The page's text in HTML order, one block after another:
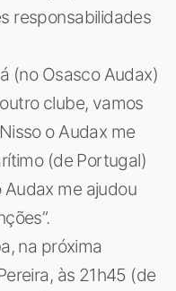
responsabilidades
(no Osasco Audax)
clube, vamos
o Audax me
(de Portugal)
me ajudou
na próxima
às 21h45 (de